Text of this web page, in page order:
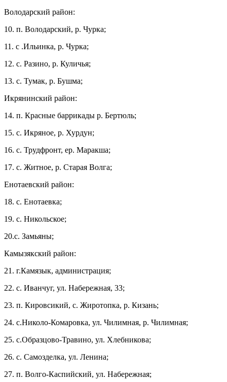
Володарский район:
10. п. Володарский, р. Чурка;
11. с .Ильинка, р. Чурка;
12. с. Разино, р. Куличья;
13. с. Тумак, р. Бушма;
Икрянинский район:
14. п. Красные баррикады р. Бертюль;
15. с. Икряное, р. Хурдун;
16. с. Трудфронт, ер. Маракша;
17. с. Житное, р. Старая Волга;
Енотаевский район:
18. с. Енотаевка;
19. с. Никольское;
20.с. Замьяны;
Камызякский район:
21. г.Камязык, администрация;
22. с. Иванчуг, ул. Набережная, 33;
23. п. Кировсикий, с. Жиротопка, р. Кизань;
24. с.Николо-Комаровка, ул. Чилимная, р. Чилимная;
25. с.Образцово-Травино, ул. Хлебникова;
26. с. Самозделка, ул. Ленина;
27. п. Волго-Каспийский, ул. Набережная;